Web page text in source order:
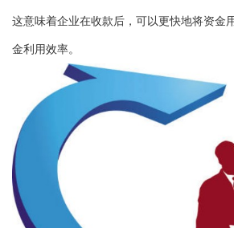
这意味着企业在收款后，可以更快地将资金
金利用效率。